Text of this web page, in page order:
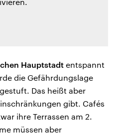
Hauptstadt entspannt
die Gefährdungslage
Das heißt aber
gibt. Cafés
ihre Terrassen am 2.
müssen aber